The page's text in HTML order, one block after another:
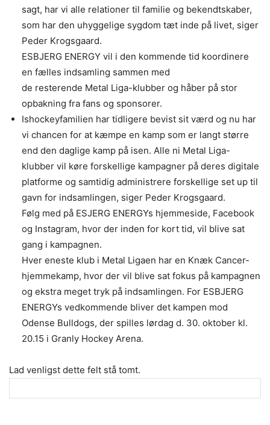
sagt, har vi alle relationer til familie og bekendtskaber,
som har den uhyggelige sygdom tæt inde på livet, siger
Peder Krogsgaard.
ESBJERG ENERGY vil i den kommende tid koordinere
en fælles indsamling sammen med
de resterende Metal Liga-klubber og håber på stor
opbakning fra fans og sponsorer.
Ishockeyfamilien har tidligere bevist sit værd og nu har
vi chancen for at kæmpe en kamp som er langt større
end den daglige kamp på isen. Alle ni Metal Liga-
klubber vil køre forskellige kampagner på deres digitale
platforme og samtidig administrere forskellige set up til
gavn for indsamlingen, siger Peder Krogsgaard.
Følg med på ESJERG ENERGYs hjemmeside, Facebook
og Instagram, hvor der inden for kort tid, vil blive sat
gang i kampagnen.
Hver eneste klub i Metal Ligaen har en Knæk Cancer-
hjemmekamp, hvor der vil blive sat fokus på kampagnen
og ekstra meget tryk på indsamlingen. For ESBJERG
ENERGYs vedkommende bliver det kampen mod
Odense Bulldogs, der spilles lørdag d. 30. oktober kl.
20.15 i Granly Hockey Arena.
Lad venligst dette felt stå tomt.